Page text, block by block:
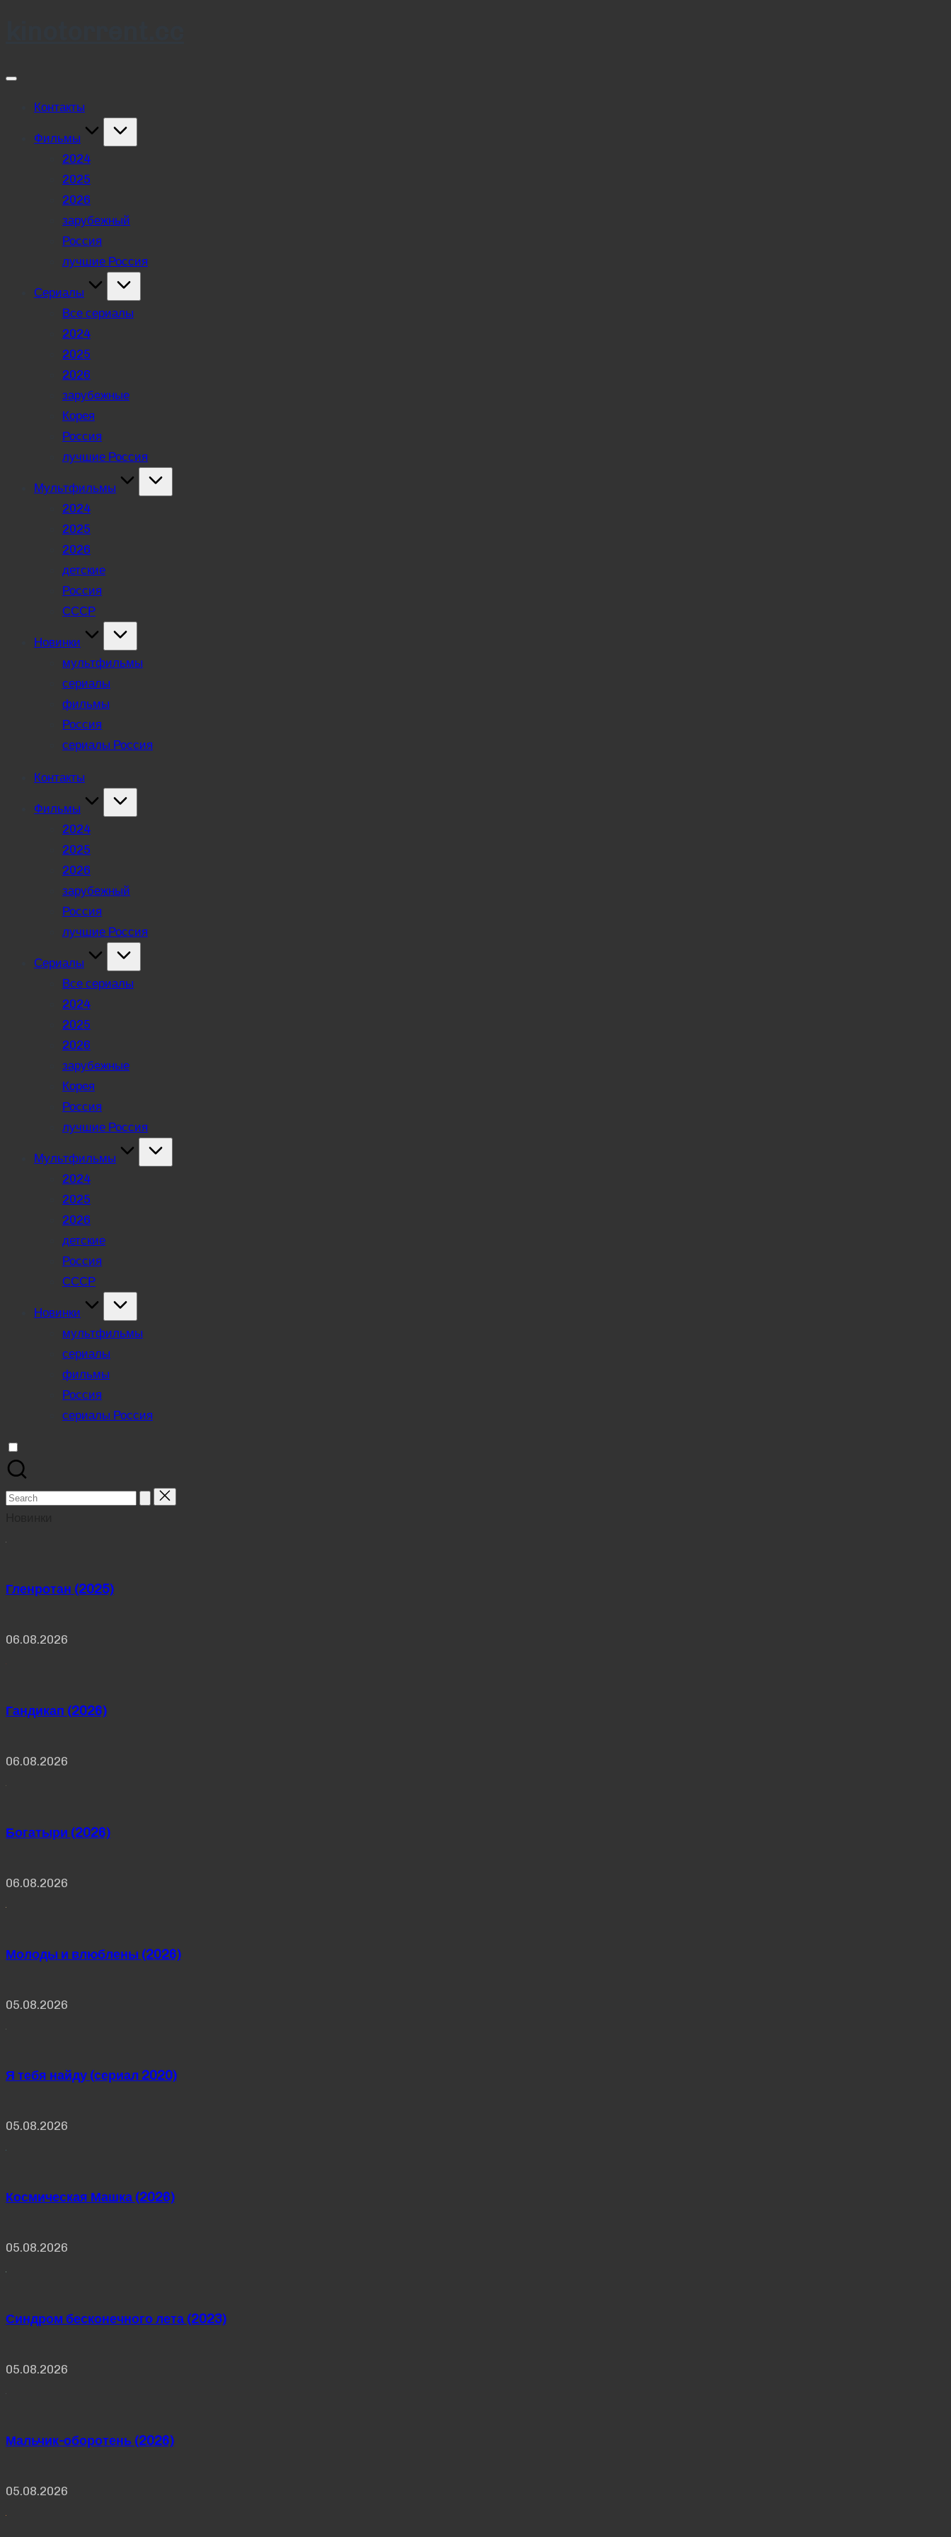
Контакты
Фильмы
2024
2025
2026
зарубежный
Россия
лучшие Россия
Сериалы
Все сериалы
2024
2025
2026
зарубежные
Корея
Россия
лучшие Россия
Мультфильмы
2024
2025
2026
детские
Россия
СССР
Новинки
мультфильмы
сериалы
фильмы
Россия
сериалы Россия
Контакты
Фильмы
2024
2025
2026
зарубежный
Россия
лучшие Россия
Сериалы
Все сериалы
2024
2025
2026
зарубежные
Корея
Россия
лучшие Россия
Мультфильмы
2024
2025
2026
детские
Россия
СССР
Новинки
мультфильмы
сериалы
фильмы
Россия
сериалы Россия
Search
Гленротан (2025)
06.08.2026
Гандикап (2026)
06.08.2026
Богатыри (2026)
06.08.2026
Молоды и влюблены (2026)
05.08.2026
Я тебя найду (сериал 2020)
05.08.2026
Космическая Машка (2026)
05.08.2026
Синдром бесконечного лета (2023)
05.08.2026
Мальчик-оборотень (2026)
05.08.2026